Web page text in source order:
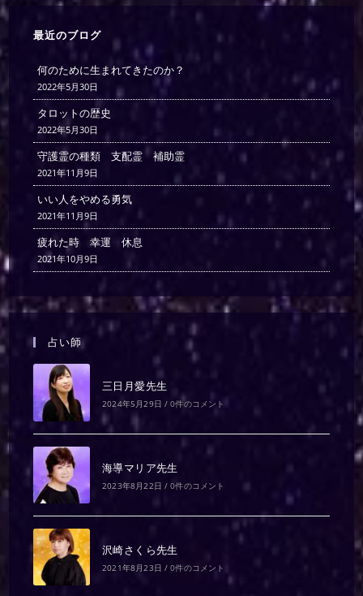
最近のブログ
何のために生まれてきたのか？
2022年5月30日
タロットの歴史
2022年5月30日
守護霊の種類 支配霊 補助霊
2021年11月9日
いい人をやめる勇気
2021年11月9日
疲れた時 幸運 休息
2021年10月9日
占い師
三日月愛先生
2024年5月29日 / 0件のコメント
海導マリア先生
2023年8月22日 / 0件のコメント
沢崎さくら先生
2021年8月23日 / 0件のコメント